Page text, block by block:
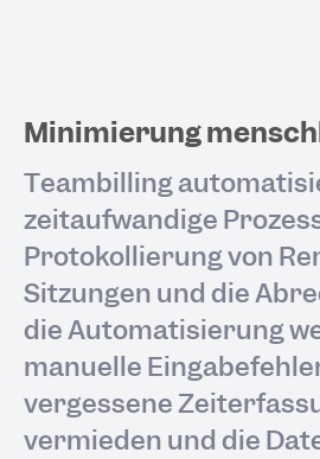
Minimierung
Teambilling
zeitaufwändige
Protokollierung von
Sitzungen und die
die Automatisierung
manuelle
vergessene
vermieden und die